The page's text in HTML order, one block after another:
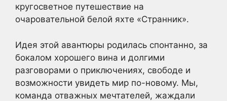
кругосветное путешествие на
очаровательной белой яхте «Странник».
Идея этой авантюры родилась спонтанно, за
бокалом хорошего вина и долгими
разговорами о приключениях, свободе и
возможности увидеть мир по-новому. Мы,
команда отважных мечтателей, жаждали